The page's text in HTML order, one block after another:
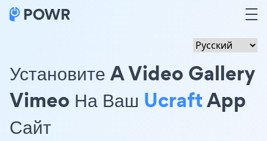
Установите A Video Gallery
Vimeo На Ваш UcraftApp
Сайт